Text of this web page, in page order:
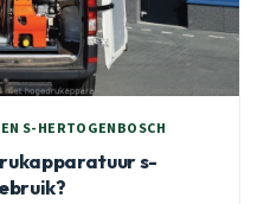
S-HERTOGENBOSCH
s-